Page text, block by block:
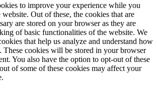
to improve your experience while you
Out of these, the cookies that are
are stored on your browser as they are
of basic functionalities of the website. We
that help us analyze and understand how
These cookies will be stored in your browser
You also have the option to opt-out of these
of some of these cookies may affect your